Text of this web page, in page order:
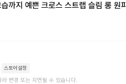
까지 예쁜 크로스 스트랩 슬림 롱 원
스토어설정
변경 또는 지연될 수 있습니다.